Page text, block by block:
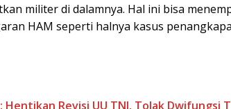
militer di dalamnya. Hal ini bisa
HAM seperti halnya kasus
Hentikan Revisi UU TNI, Tolak Dwifungsi